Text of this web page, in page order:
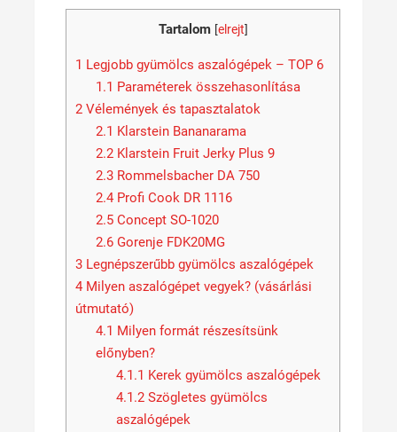
Tartalom [elrejt]
1 Legjobb gyümölcs aszalógépek – TOP 6
1.1 Paraméterek összehasonlítása
2 Vélemények és tapasztalatok
2.1 Klarstein Bananarama
2.2Klarstein Fruit Jerky Plus 9
2.3Rommelsbacher DA 750
2.4Profi Cook DR 1116
2.5Concept SO-1020
2.6Gorenje FDK20MG
3 Legnépszerűbb gyümölcs aszalógépek
4 Milyen aszalógépet vegyek? (vásárlási
útmutató)
4.1 Milyen formát részesítsünk
előnyben?
4.1.1 Kerek gyümölcs aszalógépek
4.1.2Szögletes gyümölcs
aszalógépek